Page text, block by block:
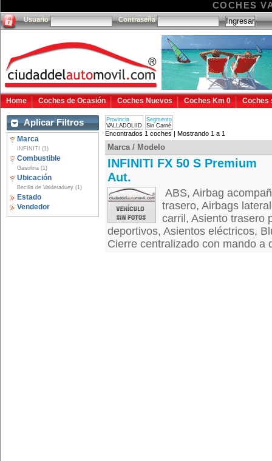
COCHES
Usuario Contraseña
Home Coches de Ocasión Coches Nuevos Coches Km 0 Coches
Aplicar Filtros
Marca
INFINITI (1)
Combustible
Gasolina (1)
Ubicación
Becilla de Valderaduey (1)
Estado
Vendedor
Provincia
VALLADOLIID
Segmento
Sin Carné
Encontrados 1 coches | Mostrando 1 a 1
Marca / Modelo
INFINITI FX 50 S Premium
Aut.
ABS, Airbag
trasero, Airbags
carril, Asiento trasero
deportivos, Asientos eléctricos,
Cierre centralizado con mando a